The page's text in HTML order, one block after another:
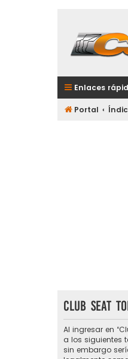
Enlaces
Portal
Club Seat
Al ingresar en
a los siguientes
sin embargo